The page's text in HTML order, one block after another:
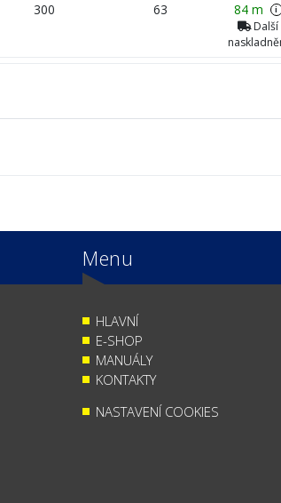
300 63 84 m i
Další
Menu
HLAVNÍ
E-SHOP
MANUÁLY
KONTAKTY
NASTAVENÍ COOKIES